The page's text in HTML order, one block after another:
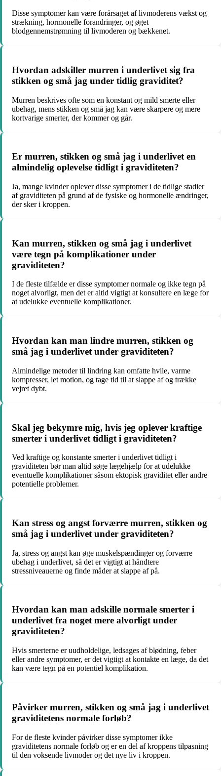
Disse symptomer kan være forårsaget af livmoderens vækst og
strækning, hormonelle forandringer, og øget
blodgennemstrømning til livmoderen og bækkenet.
Hvordan adskiller murren i underlivet sig fra
stikken og små jag under tidlig graviditet?
Murren beskrives ofte som en konstant og mild smerte eller
ubehag, mens stikken og små jag kan være skarpere og mere
kortvarige smerter, der kommer og går.
Er murren, stikken og små jag i underlivet en
almindelig oplevelse tidligt i graviditeten?
Ja, mange kvinder oplever disse symptomer i de tidlige stadier
af graviditeten på grund af de fysiske og hormonelle ændringer,
der sker i kroppen.
Kan murren, stikken og små jag i underlivet
være tegn på komplikationer under
graviditeten?
I de fleste tilfælde er disse symptomer normale og ikke tegn på
noget alvorligt, men det er altid vigtigt at konsultere en læge for
at udelukke eventuelle komplikationer.
Hvordan kan man lindre murren, stikken og
små jag i underlivet under graviditeten?
Almindelige metoder til lindring kan omfatte hvile, varme
kompresser, let motion, og tage tid til at slappe af og trække
vejret dybt.
Skal jeg bekymre mig, hvis jeg oplever kraftige
smerter i underlivet tidligt i graviditeten?
Ved kraftige og konstante smerter i underlivet tidligt i
graviditeten bør man altid søge lægehjælp for at udelukke
eventuelle komplikationer såsom ektopisk graviditet eller andre
potentielle problemer.
Kan stress og angst forværre murren, stikken og
små jag i underlivet under graviditeten?
Ja, stress og angst kan øge muskelspændinger og forværre
ubehag i underlivet, så det er vigtigt at håndtere
stressniveauerne og finde måder at slappe af på.
Hvordan kan man adskille normale smerter i
underlivet fra noget mere alvorligt under
graviditeten?
Hvis smerterne er uudholdelige, ledsages af blødning, feber
eller andre symptomer, er det vigtigt at kontakte en læge, da det
kan være tegn på en potentiel komplikation.
Påvirker murren, stikken og små jag i underlivet
graviditetens normale forløb?
For de fleste kvinder påvirker disse symptomer ikke
graviditetens normale forløb og er en del af kroppens tilpasning
til den voksende livmoder og det nye liv i kroppen.